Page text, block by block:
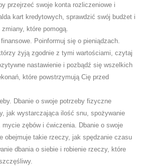
przejrzeć swoje konta rozliczeniowe i
kart kredytowych, sprawdzić swój budżet i
które pomogą.
Poinformuj się o pieniądzach.
żyją zgodnie z tymi wartościami, czytaj
nastawienie i pozbądź się wszelkich
które powstrzymują Cię przed
Dbanie o swoje potrzeby fizyczne
jak wystarczająca ilość snu, spożywanie
mycie zębów i ćwiczenia. Dbanie o swoje
obejmuje takie rzeczy, jak spędzanie czasu
dbania o siebie i robienie rzeczy, które